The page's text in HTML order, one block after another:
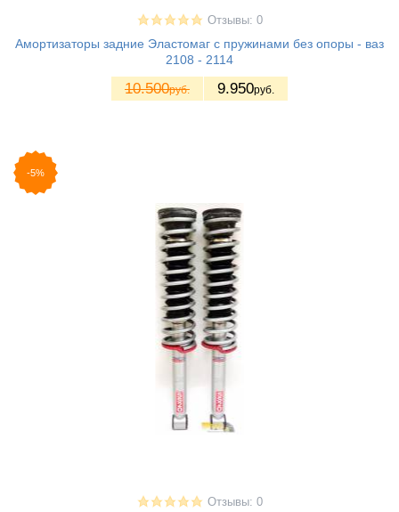
Отзывы: 0
Амортизаторы задние Эластомаг с пружинами без опоры - ваз
2108 - 2114
10.500руб. 9.950руб.
-5%
Отзывы: 0